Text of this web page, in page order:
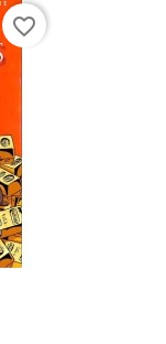
favorite_border